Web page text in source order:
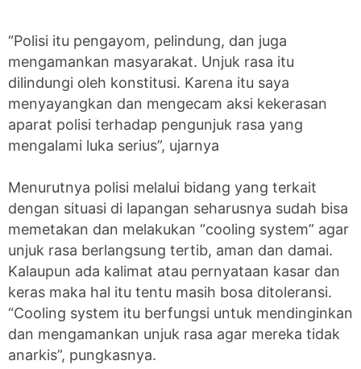
“Polisi itu pengayom, pelindung, dan juga
mengamankan masyarakat. Unjuk rasa itu
dilindungi oleh konstitusi. Karena itu saya
menyayangkan dan mengecam aksi kekerasan
aparat polisi terhadap pengunjuk rasa yang
mengalami luka serius”, ujarnya
Menurutnya polisi melalui bidang yang terkait
dengan situasi di lapangan seharusnya sudah bisa
memetakan dan melakukan “cooling system” agar
unjuk rasa berlangsung tertib, aman dan damai.
Kalaupun ada kalimat atau pernyataan kasar dan
keras maka hal itu tentu masih bosa ditoleransi.
“Cooling system itu berfungsi untuk mendinginkan
dan mengamankan unjuk rasa agar mereka tidak
anarkis”, pungkasnya.